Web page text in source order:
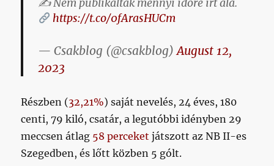
✍️ Nem publikálták mennyi időre írt alá.
https://t.co/0fArasHUCm
— Csakblog (@csakblog)August 12,
2023
Részben (32,21%) saját nevelés, 24 éves, 180
centi, 79 kiló, csatár, a legutóbbi idényben 29
meccsen átlag 58 perceket játszott az NB II-es
Szegedben, és lőtt közben 5 gólt.